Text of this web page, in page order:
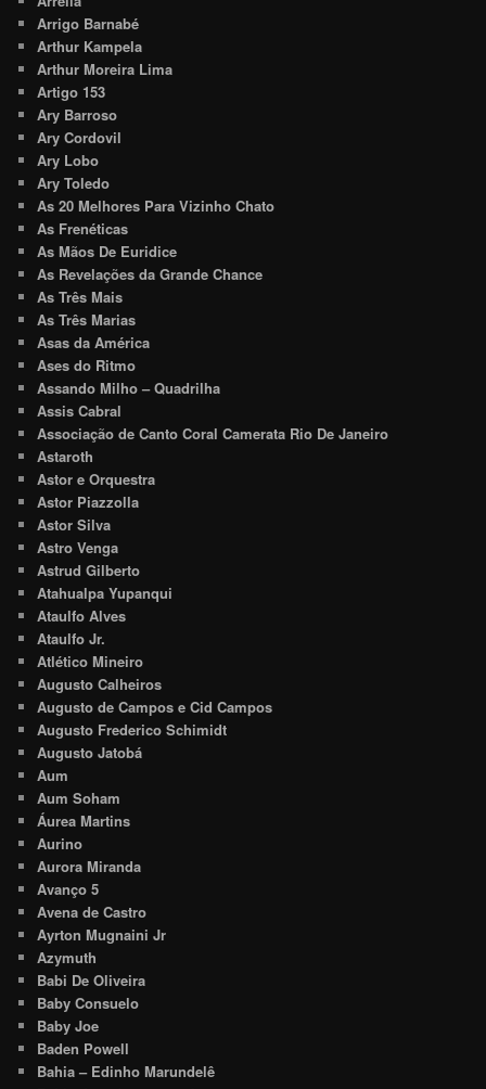
Arrigo Barnabé
Arthur Kampela
Arthur Moreira Lima
Artigo 153
Ary Barroso
Ary Cordovil
Ary Lobo
Ary Toledo
As 20 Melhores Para Vizinho Chato
As Frenéticas
As Mãos De Euridice
As Revelações da Grande Chance
As Três Mais
As Três Marias
Asas da América
Ases do Ritmo
Assando Milho – Quadrilha
Assis Cabral
Associação de Canto Coral Camerata Rio De Janeiro
Astaroth
Astor e Orquestra
Astor Piazzolla
Astor Silva
Astro Venga
Astrud Gilberto
Atahualpa Yupanqui
Ataulfo Alves
Ataulfo Jr.
Atlético Mineiro
Augusto Calheiros
Augusto de Campos e Cid Campos
Augusto Frederico Schimidt
Augusto Jatobá
Aum
Aum Soham
Áurea Martins
Aurino
Aurora Miranda
Avanço 5
Avena de Castro
Ayrton Mugnaini Jr
Azymuth
Babi De Oliveira
Baby Consuelo
Baby Joe
Baden Powell
Bahia – Edinho Marundelê